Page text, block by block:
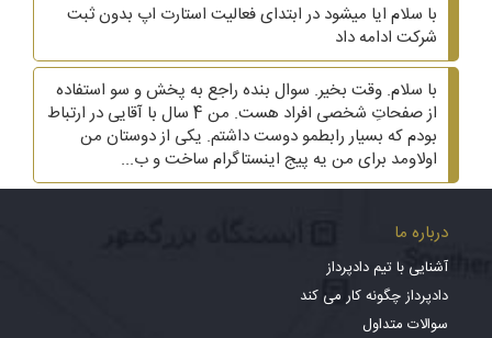
با سلام ایا میشود در ابتدای فعالیت استارت اپ بدون ثبت
شرکت ادامه داد
با سلام. وقت بخیر. سوال بنده راجع به پخش و سو استفاده
از صفحاتِ شخصی افراد هست. من 4 سال با آقایی در ارتباط
بودم که بسیار رابطمو دوست داشتم. یکی از دوستان من
اولاومد برای من یه پیج اینستاگرام ساخت و ب...
درباره ما
آشنایی با تیم دادپرداز
دادپرداز چگونه کار می کند
سوالات متداول